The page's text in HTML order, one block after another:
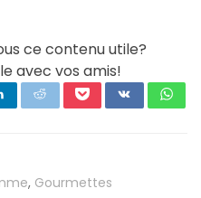
est :
37,20 €.
ce contenu utile?
avec vos amis!
, Gourmettes